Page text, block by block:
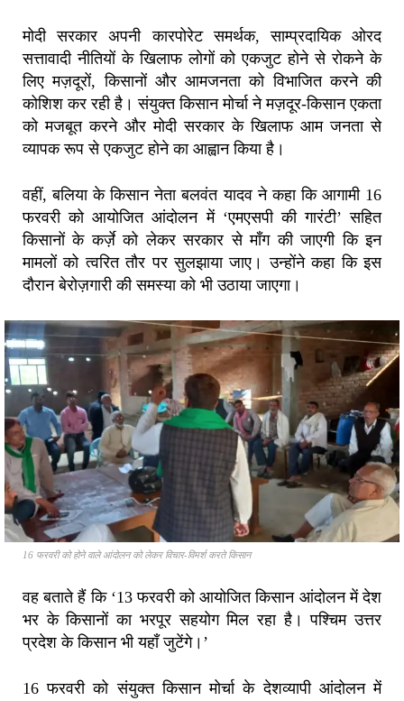
मोदी सरकार अपनी कारपोरेट समर्थक, साम्प्रदायिक ओरद
सत्तावादी नीतियों के खिलाफ लोगों को एकजुट होने से रोकने के
लिए मज़दूरों, किसानों और आमजनता को विभाजित करने की
कोशिश कर रही है। संयुक्त किसान मोर्चा ने मज़दूर-किसान एकता
को मजबूत करने और मोदी सरकार के खिलाफ आम जनता से
व्यापक रूप से एकजुट होने का आह्वान किया है।
वहीं, बलिया के किसान नेता बलवंत यादव ने कहा कि आगामी 16
फरवरी को आयोजित आंदोलन में ‘एमएसपी की गारंटी’ सहित
किसानों के कर्ज़े को लेकर सरकार से माँग की जाएगी कि इन
मामलों को त्वरित तौर पर सुलझाया जाए। उन्होंने कहा कि इस
दौरान बेरोज़गारी की समस्या को भी उठाया जाएगा।
16 फरवरी को होने वाले आंदोलन को लेकर विचार-विमर्श करते किसान
वह बताते हैं कि ‘13 फरवरी को आयोजित किसान आंदोलन में देश
भर के किसानों का भरपूर सहयोग मिल रहा है। पश्चिम उत्तर
प्रदेश के किसान भी यहाँ जुटेंगे।’
16 फरवरी को संयुक्त किसान मोर्चा के देशव्यापी आंदोलन में